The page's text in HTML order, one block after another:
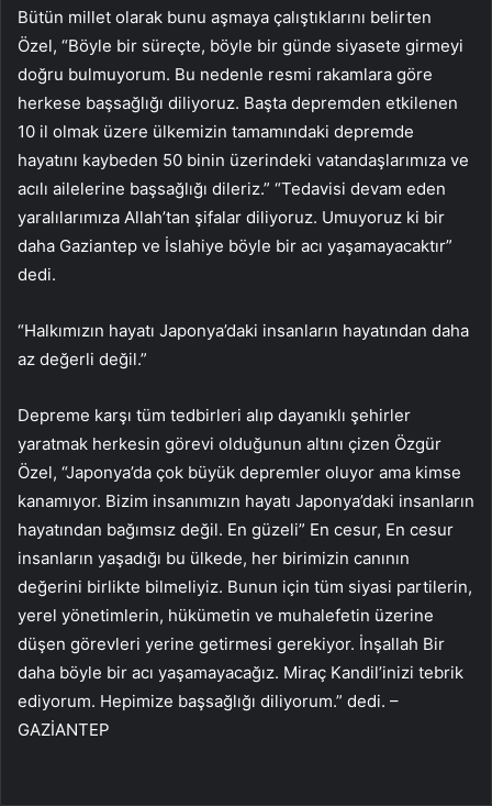
Bütün millet olarak bunu aşmaya çalıştıklarını belirten
Özel, “Böyle bir süreçte, böyle bir günde siyasete girmeyi
doğru bulmuyorum. Bu nedenle resmi rakamlara göre
herkese başsağlığı diliyoruz. Başta depremden etkilenen
10 il olmak üzere ülkemizin tamamındaki depremde
hayatını kaybeden 50 binin üzerindeki vatandaşlarımıza ve
acılı ailelerine başsağlığı dileriz.” “Tedavisi devam eden
yaralılarımıza Allah’tan şifalar diliyoruz. Umuyoruz ki bir
daha Gaziantep ve İslahiye böyle bir acı yaşamayacaktır”
dedi.
“Halkımızın hayatı Japonya’daki insanların hayatından daha
az değerli değil.”
Depreme karşı tüm tedbirleri alıp dayanıklı şehirler
yaratmak herkesin görevi olduğunun altını çizen Özgür
Özel, “Japonya’da çok büyük depremler oluyor ama kimse
kanamıyor. Bizim insanımızın hayatı Japonya’daki insanların
hayatından bağımsız değil. En güzeli” En cesur, En cesur
insanların yaşadığı bu ülkede, her birimizin canının
değerini birlikte bilmeliyiz. Bunun için tüm siyasi partilerin,
yerel yönetimlerin, hükümetin ve muhalefetin üzerine
düşen görevleri yerine getirmesi gerekiyor. İnşallah Bir
daha böyle bir acı yaşamayacağız. Miraç Kandil’inizi tebrik
ediyorum. Hepimize başsağlığı diliyorum.” dedi. –
GAZİANTEP